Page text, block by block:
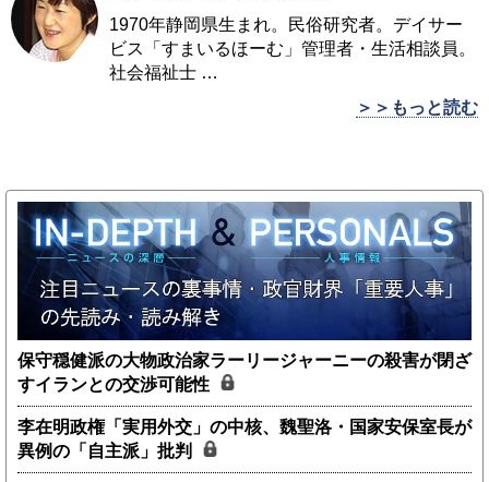
1970年静岡県生まれ。民俗研究者。デイサー
ビス「すまいるほーむ」管理者・生活相談員。
社会福祉士 …
＞＞もっと読む
保守穏健派の大物政治家ラーリージャーニーの殺害が閉ざ
すイランとの交渉可能性
李在明政権「実用外交」の中核、魏聖洛・国家安保室長が
異例の「自主派」批判